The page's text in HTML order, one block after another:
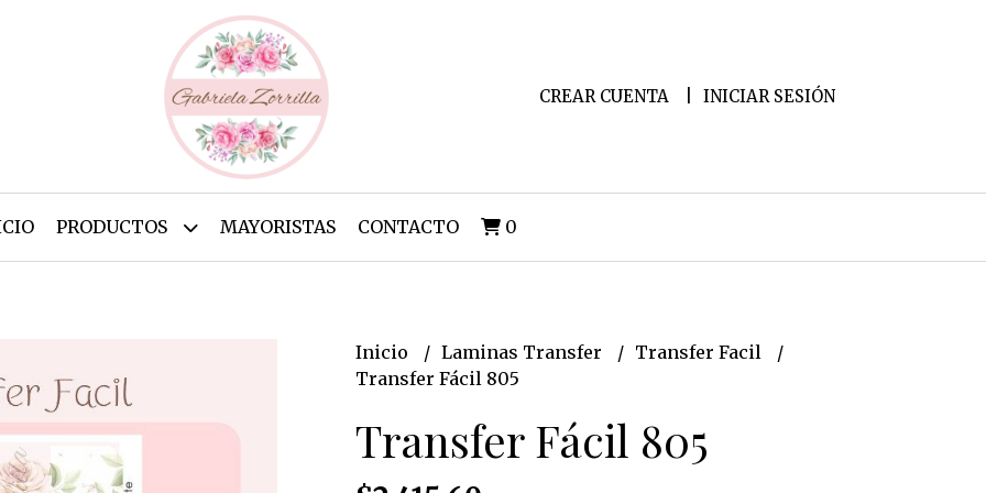
CREAR CUENTA INICIAR SESIÓN
PRODUCTOS MAYORISTAS CONTACTO 0
Inicio Laminas Transfer
Transfer Facil
Transfer Fácil 805
Transfer Fácil 805